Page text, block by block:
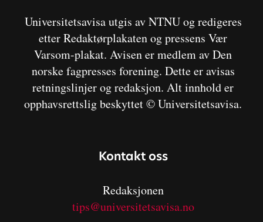
Universitetsavisa utgis av NTNU og redigeres
etter Redaktørplakaten og pressens Vær
Varsom-plakat. Avisen er medlem av Den
norske fagpresses forening. Dette er avisas
retningslinjer og redaksjon. Alt innhold er
opphavsrettslig beskyttet © Universitetsavisa.
Kontakt oss
Redaksjonen
tips@universitetsavisa.no